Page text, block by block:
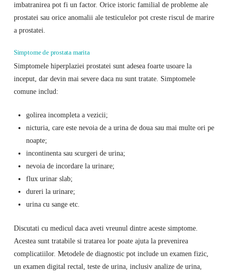
imbatranirea pot fi un factor. Orice istoric familial de probleme ale
prostatei sau orice anomalii ale testiculelor pot creste riscul de marire
a prostatei.
Simptome de prostata marita
Simptomele hiperplaziei prostatei sunt adesea foarte usoare la
inceput, dar devin mai severe daca nu sunt tratate. Simptomele
comune includ:
golirea incompleta a vezicii;
nicturia, care este nevoia de a urina de doua sau mai multe ori pe
noapte;
incontinenta sau scurgeri de urina;
nevoia de incordare la urinare;
flux urinar slab;
dureri la urinare;
urina cu sange etc.
Discutati cu medicul daca aveti vreunul dintre aceste simptome.
Acestea sunt tratabile si tratarea lor poate ajuta la prevenirea
complicatiilor. Metodele de diagnostic pot include un examen fizic,
un examen digital rectal, teste de urina, inclusiv analize de urina,